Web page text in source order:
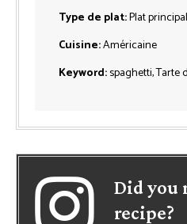
Type de plat:Plat principal
Cuisine:Américaine
Keyword:spaghetti, Tarte
Did you
recipe?